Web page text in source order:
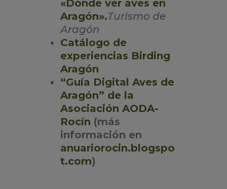
«Dónde ver aves en
Aragón».Turismo de
Aragón
Catálogo de
experiencias Birding
Aragón
“Guía Digital Aves de
Aragón” de la
Asociación AODA-
Rocín (más
información en
anuariorocin.blogspo
t.com)